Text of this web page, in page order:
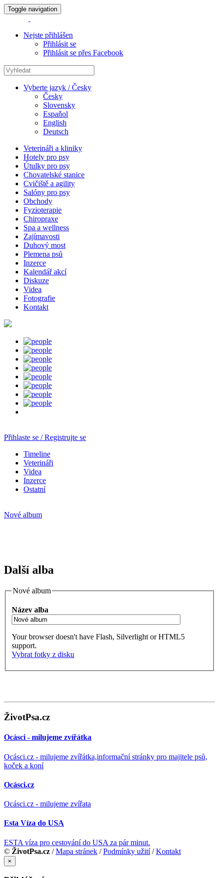
Toggle navigation
Nejste přihlášen
Přihlásit se
Přihlásit se přes Facebook
Vyberte jazyk / Česky
Česky
Slovensky
Espaňol
English
Deutsch
Veterináři a kliniky
Hotely pro psy
Útulky pro psy
Chovatelské stanice
Cvičiště a agility
Salóny pro psy
Obchody
Fyzioterapie
Chiropraxe
Spa a wellness
Zajímavosti
Duhový most
Plemena psů
Inzerce
Kalendář akcí
Diskuze
Videa
Fotografie
Kontakt
Přihlaste se / Registrujte se
Timeline
Veterináři
Videa
Inzerce
Ostatní
Nové album
Další alba
Nové album
Název alba
Your browser doesn't have Flash, Silverlight or HTML5
support.
Vybrat fotky z disku
ŽivotPsa.cz
Ocásci - milujeme zvířátka
Ocásci.cz - milujeme zvířátka,informační stránky pro majitele psů,
koček a koní
Ocásci.cz
Ocásci.cz - milujeme zvířata
Esta Víza do USA
ESTA víza pro cestování do USA za pár minut.
© ŽivotPsa.cz /Mapa stránek /Podmínky užití/Kontakt
×